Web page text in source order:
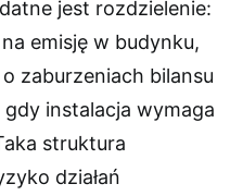
jest rozdzielenie:
emisję w budynku,
zaburzeniach bilansu
instalacja wymaga
struktura
działań